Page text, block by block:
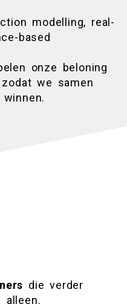
modelling, real-
based
onze beloning
we samen
die verder
alleen.